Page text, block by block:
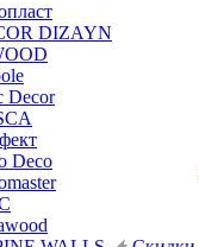
DIZAYN
Decor
Deco